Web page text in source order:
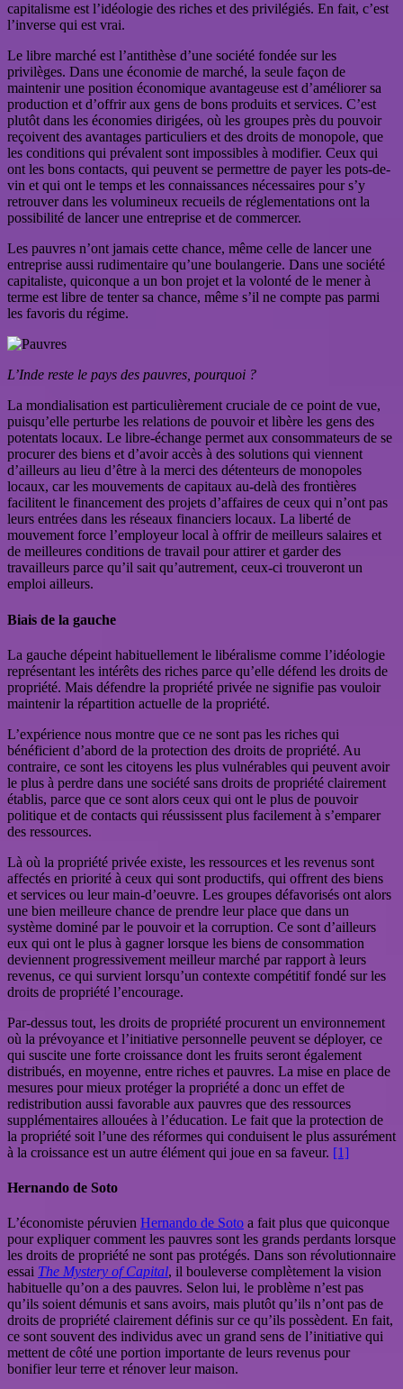
capitalisme est l’idéologie des riches et des privilégiés. En fait, c’est
l’inverse qui est vrai.
Le libre marché est l’antithèse d’une société fondée sur les
privilèges. Dans une économie de marché, la seule façon de
maintenir une position économique avantageuse est d’améliorer sa
production et d’offrir aux gens de bons produits et services. C’est
plutôt dans les économies dirigées, où les groupes près du pouvoir
reçoivent des avantages particuliers et des droits de monopole, que
les conditions qui prévalent sont impossibles à modifier. Ceux qui
ont les bons contacts, qui peuvent se permettre de payer les pots-de-
vin et qui ont le temps et les connaissances nécessaires pour s’y
retrouver dans les volumineux recueils de réglementations ont la
possibilité de lancer une entreprise et de commercer.
Les pauvres n’ont jamais cette chance, même celle de lancer une
entreprise aussi rudimentaire qu’une boulangerie. Dans une société
capitaliste, quiconque a un bon projet et la volonté de le mener à
terme est libre de tenter sa chance, même s’il ne compte pas parmi
les favoris du régime.
L’Inde reste le pays des pauvres, pourquoi ?
La mondialisation est particulièrement cruciale de ce point de vue,
puisqu’elle perturbe les relations de pouvoir et libère les gens des
potentats locaux. Le libre-échange permet aux consommateurs de se
procurer des biens et d’avoir accès à des solutions qui viennent
d’ailleurs au lieu d’être à la merci des détenteurs de monopoles
locaux, car les mouvements de capitaux au-delà des frontières
facilitent le financement des projets d’affaires de ceux qui n’ont pas
leurs entrées dans les réseaux financiers locaux. La liberté de
mouvement force l’employeur local à offrir de meilleurs salaires et
de meilleures conditions de travail pour attirer et garder des
travailleurs parce qu’il sait qu’autrement, ceux-ci trouveront un
emploi ailleurs.
Biais de la gauche
La gauche dépeint habituellement le libéralisme comme l’idéologie
représentant les intérêts des riches parce qu’elle défend les droits de
propriété. Mais défendre la propriété privée ne signifie pas vouloir
maintenir la répartition actuelle de la propriété.
L’expérience nous montre que ce ne sont pas les riches qui
bénéficient d’abord de la protection des droits de propriété. Au
contraire, ce sont les citoyens les plus vulnérables qui peuvent avoir
le plus à perdre dans une société sans droits de propriété clairement
établis, parce que ce sont alors ceux qui ont le plus de pouvoir
politique et de contacts qui réussissent plus facilement à s’emparer
des ressources.
Là où la propriété privée existe, les ressources et les revenus sont
affectés en priorité à ceux qui sont productifs, qui offrent des biens
et services ou leur main-d’oeuvre. Les groupes défavorisés ont alors
une bien meilleure chance de prendre leur place que dans un
système dominé par le pouvoir et la corruption. Ce sont d’ailleurs
eux qui ont le plus à gagner lorsque les biens de consommation
deviennent progressivement meilleur marché par rapport à leurs
revenus, ce qui survient lorsqu’un contexte compétitif fondé sur les
droits de propriété l’encourage.
Par-dessus tout, les droits de propriété procurent un environnement
où la prévoyance et l’initiative personnelle peuvent se déployer, ce
qui suscite une forte croissance dont les fruits seront également
distribués, en moyenne, entre riches et pauvres. La mise en place de
mesures pour mieux protéger la propriété a donc un effet de
redistribution aussi favorable aux pauvres que des ressources
supplémentaires allouées à l’éducation. Le fait que la protection de
la propriété soit l’une des réformes qui conduisent le plus assurément
à la croissance est un autre élément qui joue en sa faveur. [1]
Hernando de Soto
L’économiste péruvien Hernando de Soto a fait plus que quiconque
pour expliquer comment les pauvres sont les grands perdants lorsque
les droits de propriété ne sont pas protégés. Dans son révolutionnaire
essai The Mystery of Capital, il bouleverse complètement la vision
habituelle qu’on a des pauvres. Selon lui, le problème n’est pas
qu’ils soient démunis et sans avoirs, mais plutôt qu’ils n’ont pas de
droits de propriété clairement définis sur ce qu’ils possèdent. En fait,
ce sont souvent des individus avec un grand sens de l’initiative qui
mettent de côté une portion importante de leurs revenus pour
bonifier leur terre et rénover leur maison.